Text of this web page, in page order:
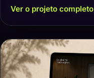
Ver o projeto completo